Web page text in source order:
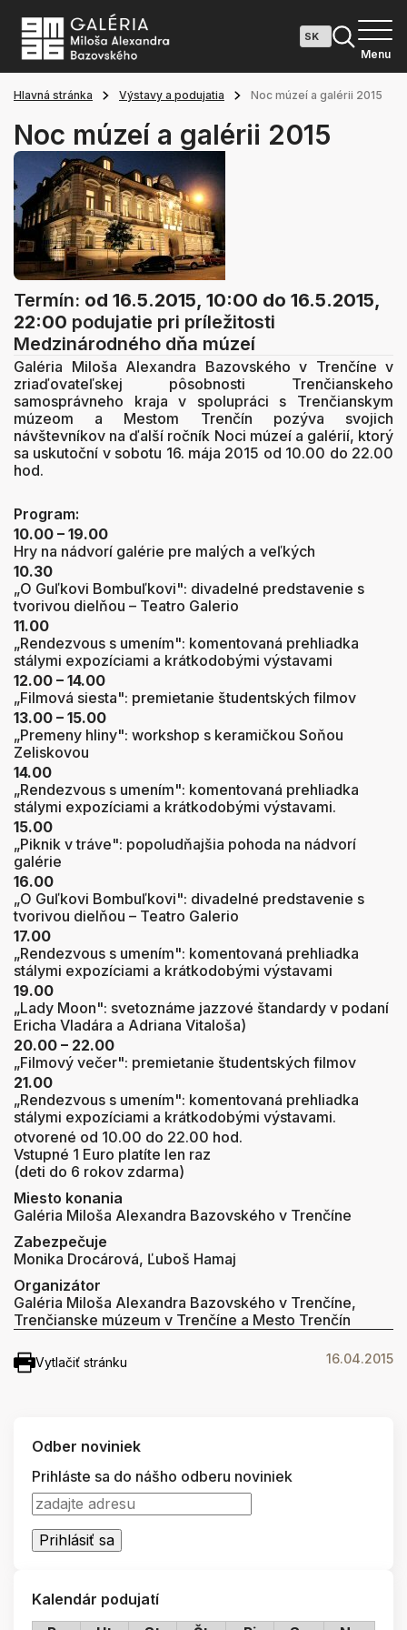
Menu
Hlavná stránka Výstavy a podujatia Noc múzeí a galérii 2015
Noc múzeí a galérii 2015
Termín: od 16.5.2015, 10:00 do 16.5.2015,
22:00 podujatie pri príležitosti
Medzinárodného dňa múzeí
Galéria Miloša Alexandra Bazovského v Trenčíne v
zriaďovateľskej pôsobnosti Trenčianskeho
samosprávneho kraja v spolupráci s Trenčianskym
múzeom a Mestom Trenčín pozýva svojich
návštevníkov na ďalší ročník Noci múzeí a galérií, ktorý
sa uskutoční v sobotu 16. mája 2015 od 10.00 do 22.00
hod.
Program:
10.00 – 19.00
Hry na nádvorí galérie pre malých a veľkých
10.30
„O Guľkovi Bombuľkovi": divadelné predstavenie s
tvorivou dielňou – Teatro Galerio
11.00
„Rendezvous s umením": komentovaná prehliadka
stálymi expozíciami a krátkodobými výstavami
12.00 – 14.00
„Filmová siesta": premietanie študentských filmov
13.00 – 15.00
„Premeny hliny": workshop s keramičkou Soňou
Zeliskovou
14.00
„Rendezvous s umením": komentovaná prehliadka
stálymi expozíciami a krátkodobými výstavami.
15.00
„Piknik v tráve": popoludňajšia pohoda na nádvorí
galérie
16.00
„O Guľkovi Bombuľkovi": divadelné predstavenie s
tvorivou dielňou – Teatro Galerio
17.00
„Rendezvous s umením": komentovaná prehliadka
stálymi expozíciami a krátkodobými výstavami
19.00
„Lady Moon": svetoznáme jazzové štandardy v podaní
Ericha Vladára a Adriana Vitaloša)
20.00 – 22.00
„Filmový večer": premietanie študentských filmov
21.00
„Rendezvous s umením": komentovaná prehliadka
stálymi expozíciami a krátkodobými výstavami.
otvorené od 10.00 do 22.00 hod.
Vstupné 1 Euro platíte len raz
(deti do 6 rokov zdarma)
Miesto konania
Galéria Miloša Alexandra Bazovského v Trenčíne
Zabezpečuje
Monika Drocárová, Ľuboš Hamaj
Organizátor
Galéria Miloša Alexandra Bazovského v Trenčíne,
Trenčianske múzeum v Trenčíne a Mesto Trenčín
Vytlačiť stránku 16.04.2015
Odber noviniek
Prihláste sa do nášho odberu noviniek
Kalendár podujatí